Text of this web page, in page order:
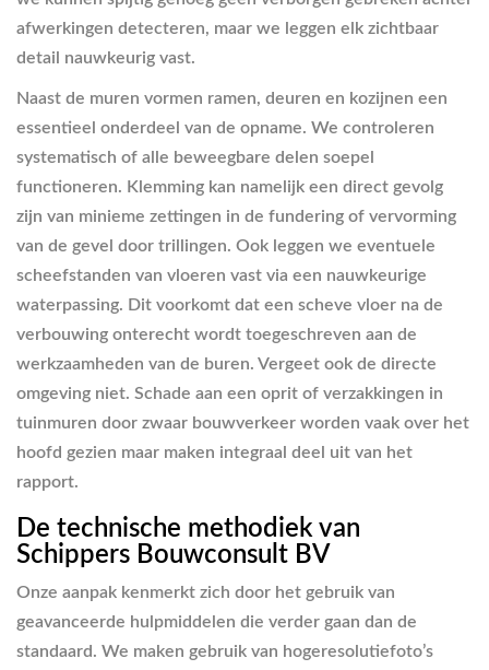
afwerkingen detecteren, maar we leggen elk zichtbaar
detail nauwkeurig vast.
Naast de muren vormen ramen, deuren en kozijnen een
essentieel onderdeel van de opname. We controleren
systematisch of alle beweegbare delen soepel
functioneren. Klemming kan namelijk een direct gevolg
zijn van minieme zettingen in de fundering of vervorming
van de gevel door trillingen. Ook leggen we eventuele
scheefstanden van vloeren vast via een nauwkeurige
waterpassing. Dit voorkomt dat een scheve vloer na de
verbouwing onterecht wordt toegeschreven aan de
werkzaamheden van de buren. Vergeet ook de directe
omgeving niet. Schade aan een oprit of verzakkingen in
tuinmuren door zwaar bouwverkeer worden vaak over het
hoofd gezien maar maken integraal deel uit van het
rapport.
De technische methodiek van
Schippers Bouwconsult BV
Onze aanpak kenmerkt zich door het gebruik van
geavanceerde hulpmiddelen die verder gaan dan de
standaard. We maken gebruik van hogeresolutiefoto’s